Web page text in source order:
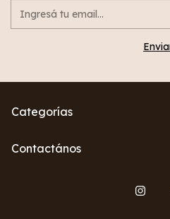
Categorías
Contactános